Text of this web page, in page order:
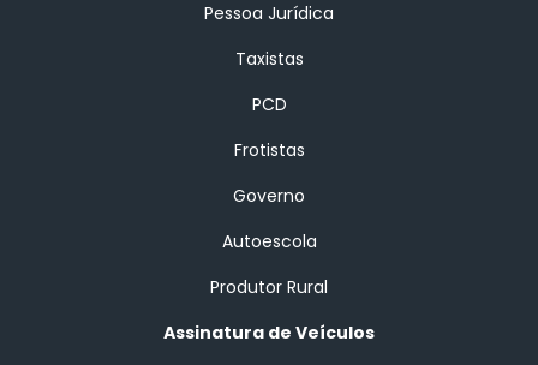
Pessoa Jurídica
Taxistas
PCD
Frotistas
Governo
Autoescola
Produtor Rural
Assinatura de Veículos